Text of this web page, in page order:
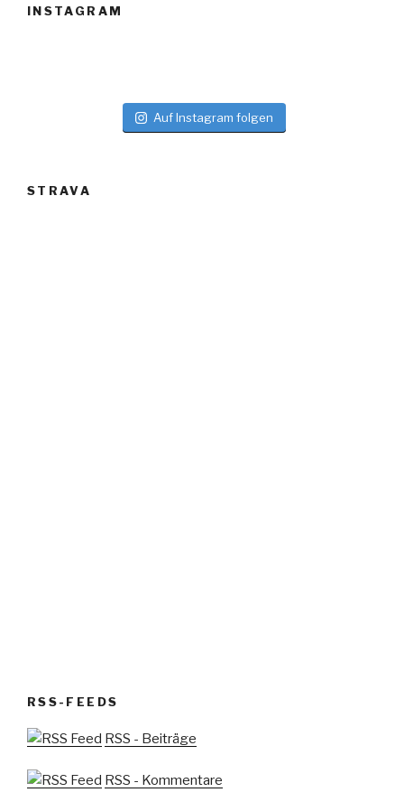
INSTAGRAM
Auf Instagram folgen
STRAVA
RSS-FEEDS
RSS - Beiträge
RSS - Kommentare